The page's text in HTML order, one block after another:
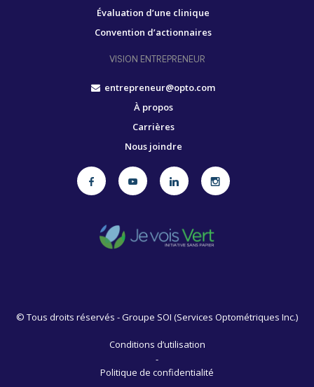
Évaluation d’une clinique
Convention d’actionnaires
VISION ENTREPRENEUR
entrepreneur@opto.com
À propos
Carrières
Nous joindre
© Tous droits réservés - Groupe SOI (Services Optométriques Inc.)
Conditions d’utilisation
-
Politique de confidentialité